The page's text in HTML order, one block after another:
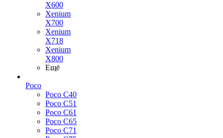
X600
Xenium
X700
Xenium
X718
Xenium
X800
Ещё
Poco
Poco C40
Poco C51
Poco C61
Poco C65
Poco C71